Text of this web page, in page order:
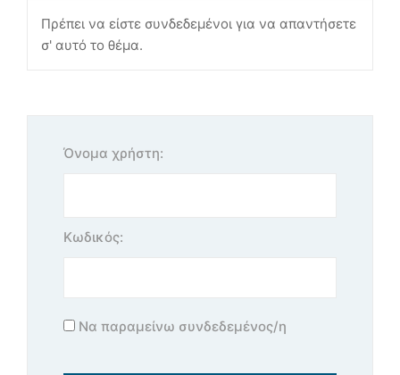
Πρέπει να είστε συνδεδεμένοι για να απαντήσετε
σ' αυτό το θέμα.
Όνομα χρήστη:
Κωδικός:
Να παραμείνω συνδεδεμένος/η